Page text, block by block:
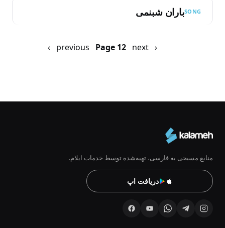
SONGباران شبنمی
Previous
‹ previous
Page 12
صفحه next ›
منابع مسیحی به فارسی، تهیه‌شده توسط خدمات ایلام.
دریافت اپ